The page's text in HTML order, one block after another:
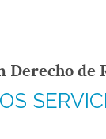
Derecho de